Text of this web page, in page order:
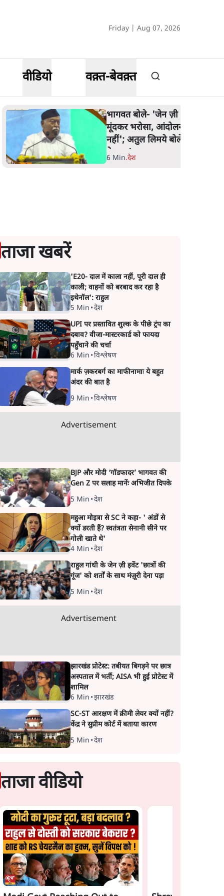
Friday | Aug 07, 2026
वीडियो वक़्त-बेवक़्त
भागवत बोले- 'जेन ज़ी पर आँख
मूंदकर भरोसा, आंदोलन देश-विरोधी
नहीं'; अतुल लिमये बोले थे- 'एंटी
नेशनल'
6 Min.देश
ताजा खबरें
'E20- दाल में काला नहीं, पूरी दाल ही
काली; वाहनों को बरबाद कर रहा है
इथेनॉल': राहुल
5 Min •देश
UPI पर प्रस्तावित शुल्क के पीछे ट्रंप का
दबाव? वीजा-मास्टरकार्ड को फायदा
पहुँचाने की चर्चा
6 Min •विश्लेषण
मार्क ज़करबर्ग का माफीनामाः ये बहुत
अंदर की बात है
9 Min •विश्लेषण
Advertisement
BJP और मोदी ‘गॉडफादर’ भागवत की
Gen Z पर सलाह मानेंः अभिजीत दिपके
5 Min •देश
महुआ मोइत्रा से SC ने कहा- ' अंडों से
क्यों डरती हैं? स्वतंत्रता सेनानी सीने पर
गोली खाते थे'
4 Min •देश
राहुल गांधी के जेन ज़ी इवेंट 'छात्रों की
गूंज' को शर्तों के साथ मंज़ूरी देना पड़ा
5 Min •देश
Advertisement
झारखंड प्रोटेस्ट: तबीयत बिगड़ने पर छात्र
अस्पताल में भर्ती; AISA भी हुई प्रोटेस्ट में
शामिल
6 Min •झारखंड
SC-ST आरक्षण में क्रीमी लेयर क्यों नहीं?
केंद्र ने सुप्रीम कोर्ट में बताया कारण
5 Min •देश
ताजा वीडियो